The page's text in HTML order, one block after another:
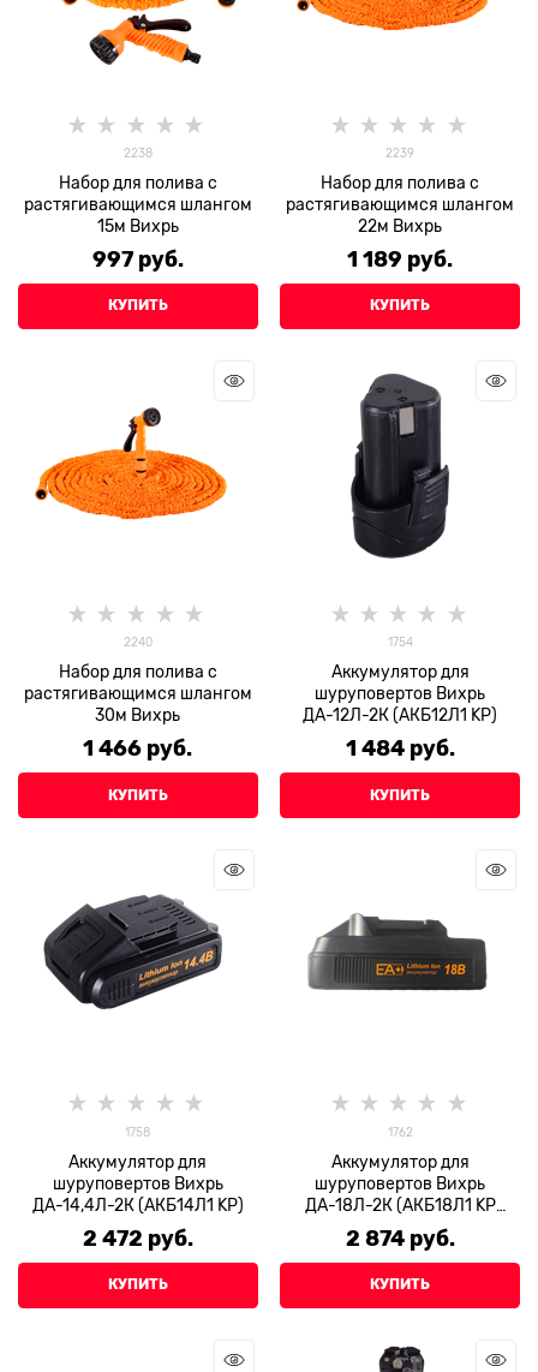
2238
Набор для полива с
растягивающимся шлангом
15м Вихрь
997 руб.
КУПИТЬ
2239
Набор для полива с
растягивающимся шлангом
22м Вихрь
1 189 руб.
КУПИТЬ
2240
Набор для полива с
растягивающимся шлангом
30м Вихрь
1 466 руб.
КУПИТЬ
1754
Аккумулятор для
шуруповертов Вихрь
ДА-12Л-2К (АКБ12Л1 KP)
1 484 руб.
КУПИТЬ
1758
Аккумулятор для
шуруповертов Вихрь
ДА-14,4Л-2К (АКБ14Л1 KP)
2 472 руб.
КУПИТЬ
1762
Аккумулятор для
шуруповертов Вихрь
ДА-18Л-2К (АКБ18Л1 KP
(KPV))
2 874 руб.
КУПИТЬ